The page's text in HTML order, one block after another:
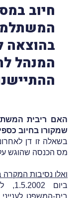
חיוב
בהוצאה
המנהל
האם ריבית
שמקורו בחיוב
בשאלה זו דן
מס הכנסה שהוגש
ואלו נסיבות
בית-המשפט